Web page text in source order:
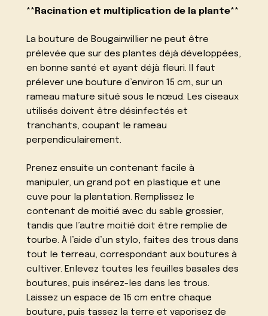
**Racination et multiplication de la plante**
La bouture de Bougainvillier ne peut être
prélevée que sur des plantes déjà développées,
en bonne santé et ayant déjà fleuri. Il faut
prélever une bouture d’environ 15 cm, sur un
rameau mature situé sous le nœud. Les ciseaux
utilisés doivent être désinfectés et
tranchants, coupant le rameau
perpendiculairement.
Prenez ensuite un contenant facile à
manipuler, un grand pot en plastique et une
cuve pour la plantation. Remplissez le
contenant de moitié avec du sable grossier,
tandis que l’autre moitié doit être remplie de
tourbe. À l’aide d’un stylo, faites des trous dans
tout le terreau, correspondant aux boutures à
cultiver. Enlevez toutes les feuilles basales des
boutures, puis insérez-les dans les trous.
Laissez un espace de 15 cm entre chaque
bouture, puis tassez la terre et vaporisez de